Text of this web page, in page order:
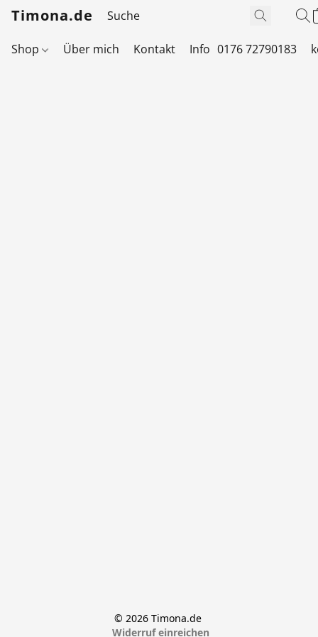
Timona.de
Shop Über mich Kontakt Info 0176 72790183
© 2026 Timona.de
Widerruf einreichen